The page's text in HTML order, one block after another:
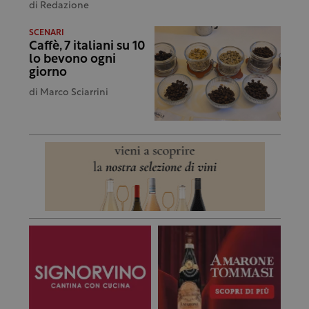
di Redazione
SCENARI
Caffè, 7 italiani su 10
lo bevono ogni
giorno
di Marco Sciarrini